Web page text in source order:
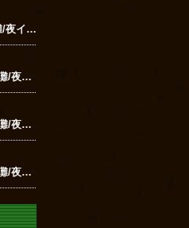
8月1日福岡県糸島市玄界灘/夜イカメタル
7月26日福岡県糸島市玄界灘/夜イカメタル
7月25日福岡県糸島市玄界灘/夜イカメタル
7月24日福岡県糸島市玄界灘/夜イカメタル